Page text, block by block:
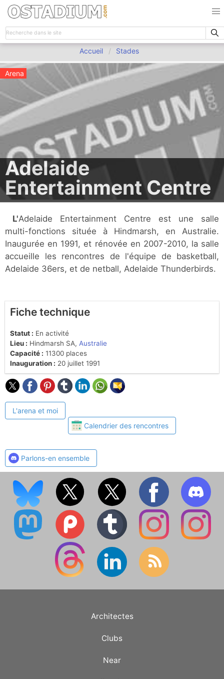
Accueil Stades
Arena
Adelaide
Entertainment Centre
L'Adelaide Entertainment Centre est une salle
multi-fonctions située à Hindmarsh, en Australie.
Inaugurée en 1991, et rénovée en 2007-2010, la salle
accueille les rencontres de l'équipe de basketball,
Adelaide 36ers, et de netball, Adelaide Thunderbirds.
Fiche technique
Statut : En activité
Lieu : Hindmarsh SA, Australie
Capacité : 11300 places
Inauguration : 20 juillet 1991
L'arena et moi
Calendrier des rencontres
Parlons-en ensemble
Architectes
Clubs
Near